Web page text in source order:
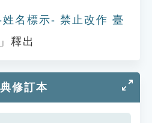
名標示- 禁止改作 臺
」釋出
修訂本